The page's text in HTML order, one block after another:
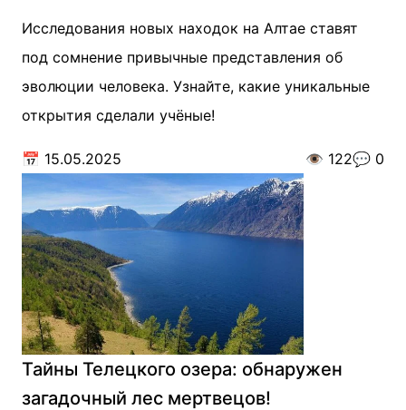
Исследования новых находок на Алтае ставят
под сомнение привычные представления об
эволюции человека. Узнайте, какие уникальные
открытия сделали учёные!
📅 15.05.2025 👁️ 122💬 0
Тайны Телецкого озера: обнаружен
загадочный лес мертвецов!